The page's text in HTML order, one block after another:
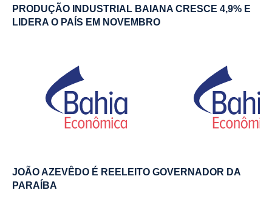
PRODUÇÃO INDUSTRIAL BAIANA CRESCE 4,9% E
LIDERA O PAÍS EM NOVEMBRO
JOÃO AZEVÊDO É REELEITO GOVERNADOR DA
PARAÍBA